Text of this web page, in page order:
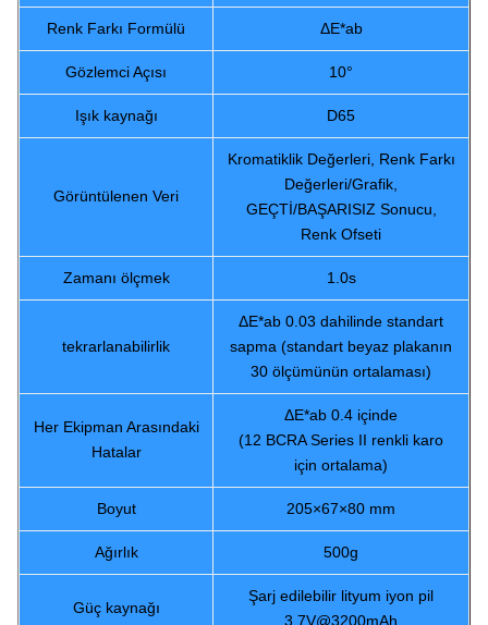
Renk Farkı Formülü ΔE*ab
Gözlemci Açısı 10°
Işık kaynağı D65
Görüntülenen Veri
Kromatiklik Değerleri, Renk Farkı
Değerleri/Grafik,
GEÇTİ/BAŞARISIZ Sonucu,
Renk Ofseti
Zamanı ölçmek 1.0s
tekrarlanabilirlik
ΔE*ab 0.03 dahilinde standart
sapma (standart beyaz plakanın
30 ölçümünün ortalaması)
Her Ekipman Arasındaki
Hatalar
ΔE*ab 0.4 içinde
(12 BCRA Series II renkli karo
için ortalama)
Boyut 205×67×80 mm
Ağırlık 500g
Güç kaynağı
Şarj edilebilir lityum iyon pil
3.7V@3200mAh